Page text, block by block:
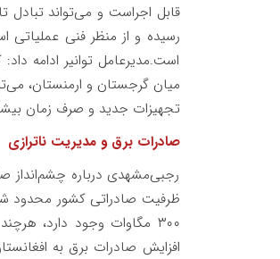
رسیده و از منظر فنی
است.مدیرعامل توانیر ادامه
میان گرجستان و ارمنستان،
تجهیزات جدید و صرف زمان
صادرات برق و مدیریت ناترازی
رجبی‌مشهدی درباره چشم‌انداز
ظرفیت صادراتی کشور محدود
افزایش صادرات برق به